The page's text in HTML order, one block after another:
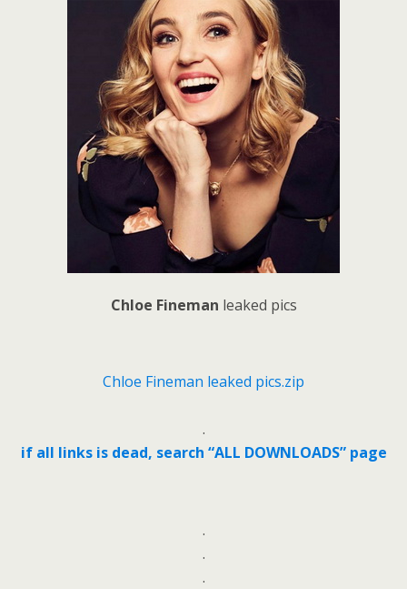
Chloe Fineman leaked pics
Chloe Fineman leaked pics.zip
.
if all links is dead, search “ALL DOWNLOADS” page
.
.
.